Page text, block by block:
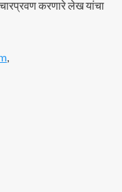
करणारे लेख यांचा
,